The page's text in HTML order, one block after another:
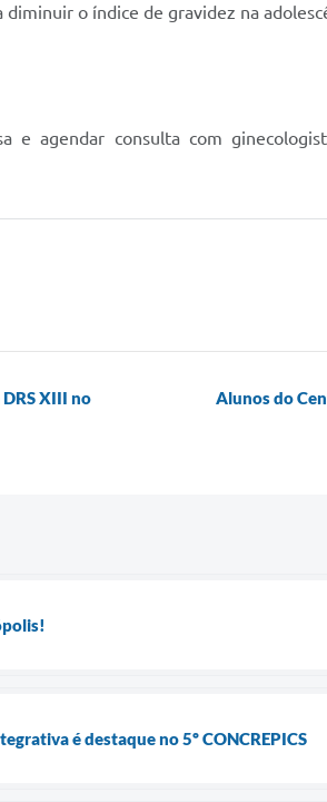
o índice de gravidez na
e agendar consulta com
XIII no
Alunos do
é destaque no 5º CONCREPICS